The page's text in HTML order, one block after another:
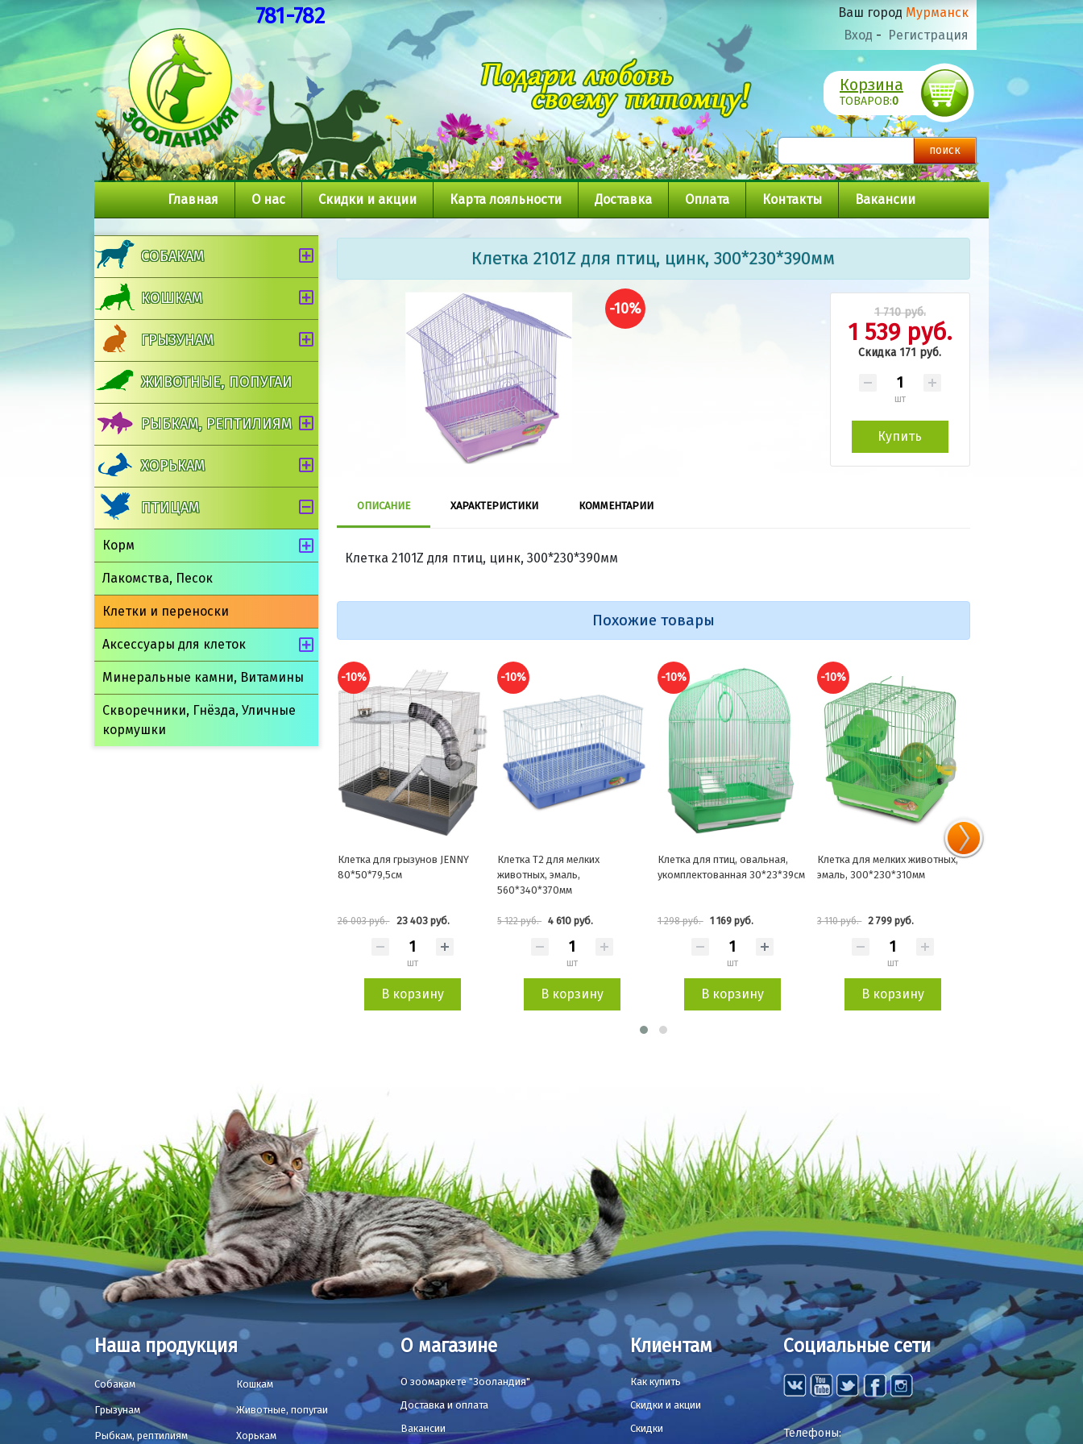
781-782 Ваш город Мурманск
Вход - Регистрация
Корзина
ТОВАРОВ:0
Главная О нас Скидки и акции Карта лояльности Доставка Оплата Контакты Вакансии
СОБАКАМ
КОШКАМ
ГРЫЗУНАМ
ЖИВОТНЫЕ, ПОПУГАИ
РЫБКАМ, РЕПТИЛИЯМ
ХОРЬКАМ
ПТИЦАМ
Корм
Лакомства, Песок
Клетки и переноски
Аксессуары для клеток
Минеральные камни, Витамины
Скворечники, Гнёзда, Уличные
кормушки
Клетка 2101Z для птиц, цинк, 300*230*390мм
-10% 1 710 руб.
1 539 руб.
Скидка 171 руб.
шт
Купить
ОПИСАНИЕ ХАРАКТЕРИСТИКИ КОММЕНТАРИИ
Клетка 2101Z для птиц, цинк, 300*230*390мм
Похожие товары
-10%
Клетка для грызунов JENNY
80*50*79,5см
26 003 руб. 23 403 руб.
шт
В корзину
-10%
Клетка T2 для мелких
животных, эмаль,
560*340*370мм
5 122 руб. 4 610 руб.
шт
В корзину
-10%
Клетка для птиц, овальная,
укомплектованная 30*23*39см
1 298 руб. 1 169 руб.
шт
В корзину
-10%
Клетка для мелких животных,
эмаль, 300*230*310мм
3 110 руб. 2 799 руб.
шт
В корзину
Клетка 2105Z для птиц,
Наша продукция
Собакам Кошкам
Грызунам Животные, попугаи
Рыбкам, рептилиям Хорькам
О магазине
О зоомаркете "Зооландия"
Доставка и оплата
Вакансии
Клиентам
Как купить
Скидки и акции
Скидки
Социальные сети
Телефоны: